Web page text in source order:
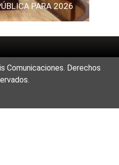
PARA 2026
Comunicaciones. Derechos